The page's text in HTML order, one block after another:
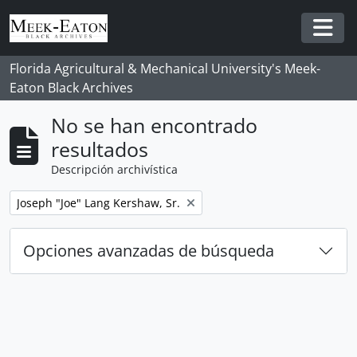
Skip to main content
Florida Agricultural & Mechanical University's Meek-
Eaton Black Archives
No se han encontrado
resultados
Descripción archivística
Remove filter:
Joseph "Joe" Lang Kershaw, Sr.
Opciones avanzadas de búsqueda